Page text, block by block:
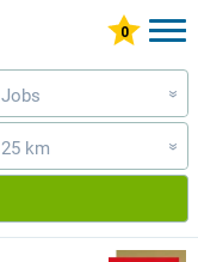
Jobs »
25 km »